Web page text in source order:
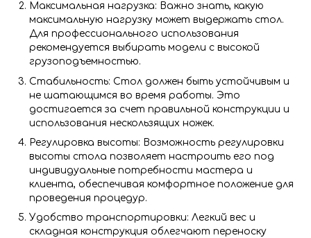
Максимальная нагрузка: Важно знать, какую
максимальную нагрузку может выдержать стол.
Для профессионального использования
рекомендуется выбирать модели с высокой
грузоподъемностью.
Стабильность: Стол должен быть устойчивым и
не шатающимся во время работы. Это
достигается за счет правильной конструкции и
использования нескользящих ножек.
Регулировка высоты: Возможность регулировки
высоты стола позволяет настроить его под
индивидуальные потребности мастера и
клиента, обеспечивая комфортное положение для
проведения процедур.
Удобство транспортировки: Легкий вес и
складная конструкция облегчают переноску